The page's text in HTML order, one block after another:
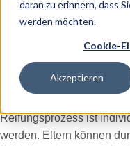
daran zu erinnern, dass
werden möchten.
Cookie-
Akzeptieren
Bildungszwecke gedacht
medizinische Beratung
Kurz zusammengefasst:
5. und 6. Monat, ihre
Reifungsprozess ist
werden. Eltern können